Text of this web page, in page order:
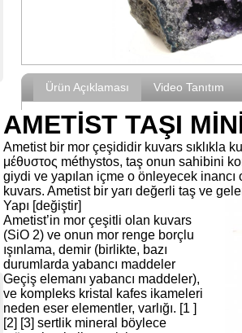
Ürün Açıklaması Video Tanıtım
AMETİST TAŞI
Ametist bir mor çeşididir kuvars sıklıkla
μέθυστος méthystos, taş onun sahibini
giydi ve yapılan içme o önleyecek
kuvars. Ametist bir yarı değerli taş ve
Yapı [değiştir]
Ametist’in mor çeşitli olan kuvars
(SiO 2) ve onun mor renge borçlu
ışınlama, demir (birlikte, bazı
durumlarda yabancı maddeler
Geçiş elemanı yabancı maddeler),
ve kompleks kristal kafes ikameleri
neden eser elementler, varlığı. [1 ]
[2] [3] sertlik mineral böylece